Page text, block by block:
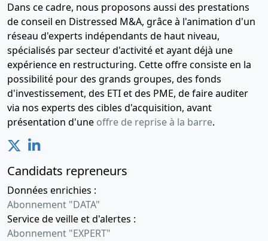
Dans ce cadre, nous proposons aussi des prestations
de conseil en Distressed M&A, grâce à l'animation d'un
réseau d'experts indépendants de haut niveau,
spécialisés par secteur d'activité et ayant déjà une
expérience en restructuring. Cette offre consiste en la
possibilité pour des grands groupes, des fonds
d'investissement, des ETI et des PME, de faire auditer
via nos experts des cibles d'acquisition, avant
présentation d'une offre de reprise à la barre.
Candidats repreneurs
Données enrichies :
Abonnement "DATA"
Service de veille et d'alertes :
Abonnement "EXPERT"